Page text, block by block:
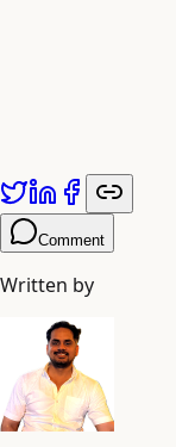
Comment
Written by